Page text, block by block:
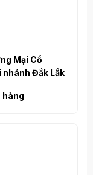
Mại Cổ
nhánh Đắk Lắk
hàng